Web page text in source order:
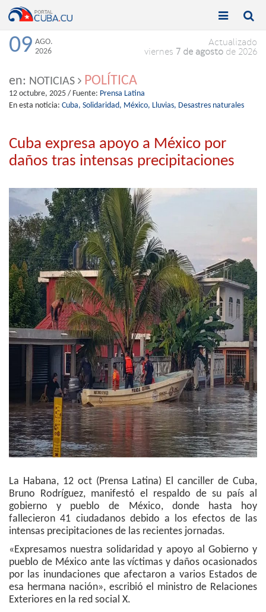
Toggle

Toggle

09 AGO.
2026
Actualizado
viernes 7 de agosto de 2026
en: NOTICIAS POLÍTICA
12 octubre, 2025 / Fuente: Prensa Latina
En esta noticia: Cuba, Solidaridad, México, Lluvias, Desastres naturales
Cuba expresa apoyo a México por
daños tras intensas precipitaciones
La Habana, 12 oct (Prensa Latina) El canciller de Cuba,
Bruno Rodríguez, manifestó el respaldo de su país al
gobierno y pueblo de México, donde hasta hoy
fallecieron 41 ciudadanos debido a los efectos de las
intensas precipitaciones de las recientes jornadas.
«Expresamos nuestra solidaridad y apoyo al Gobierno y
pueblo de México ante las víctimas y daños ocasionados
por las inundaciones que afectaron a varios Estados de
esa hermana nación», escribió el ministro de Relaciones
Exteriores en la red social X.